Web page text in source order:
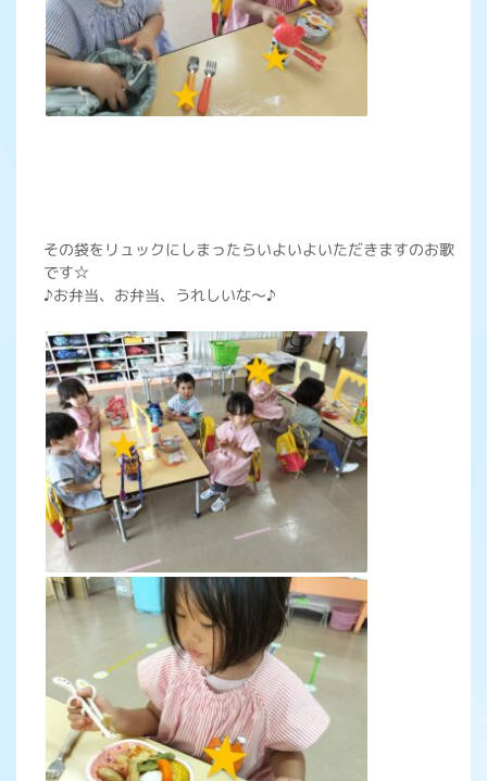
その袋をリュックにしまったらいよいよいただきますのお歌
です☆
♪お弁当、お弁当、うれしいな～♪